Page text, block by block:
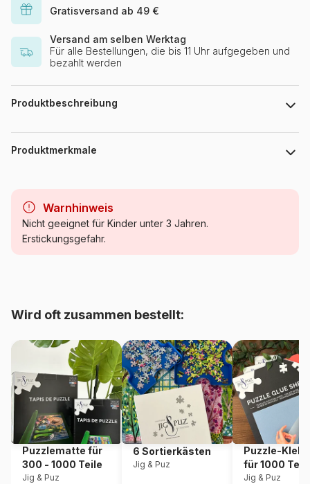
Gratisversand ab 49 €
Versand am selben Werktag
Für alle Bestellungen, die bis 11 Uhr aufgegeben und
bezahlt werden
Produktbeschreibung
Joelle McIntyre, Licensed by Blue Sky Art & Design
Produktmerkmale
Kategorie Puzzle Meer und Ozean
Artikelnummer Bluebird-Puzzle-F-90738
EAN 3663384907388
Teileanzahl 1000 Teile
Maße 69 x 48 cm
Material
Warnhinweis
Nicht geeignet für Kinder unter 3 Jahren.
Erstickungsgefahr.
Wird oft zusammen bestellt:
Puzzlematte für
300 - 1000 Teile
Jig & Puz
6 Sortierkästen
Jig & Puz
Puzzle-
für 1000
Jig & Puz